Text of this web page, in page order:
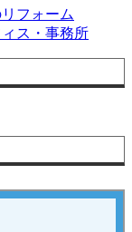
フォーム
ス・事務所